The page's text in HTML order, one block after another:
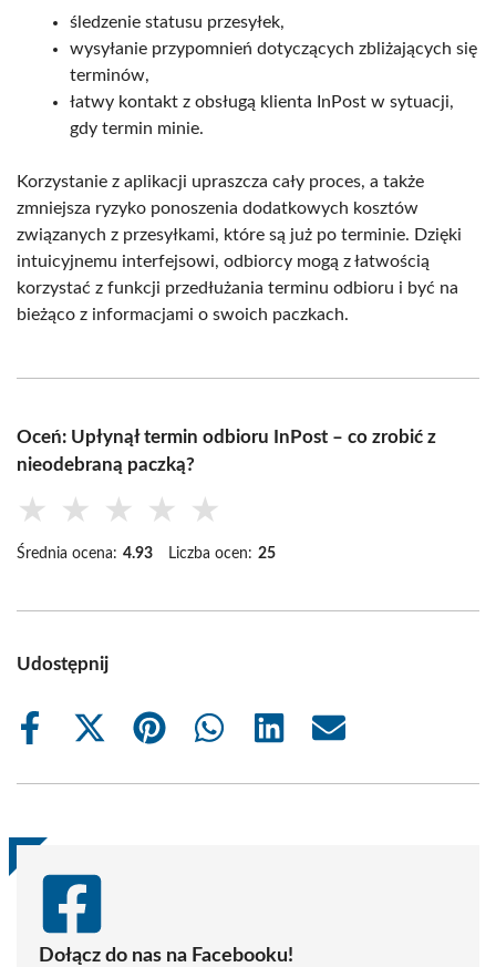
śledzenie statusu przesyłek,
wysyłanie przypomnień dotyczących zbliżających się
terminów,
łatwy kontakt z obsługą klienta InPost w sytuacji,
gdy termin minie.
Korzystanie z aplikacji upraszcza cały proces, a także
zmniejsza ryzyko ponoszenia dodatkowych kosztów
związanych z przesyłkami, które są już po terminie. Dzięki
intuicyjnemu interfejsowi, odbiorcy mogą z łatwością
korzystać z funkcji przedłużania terminu odbioru i być na
bieżąco z informacjami o swoich paczkach.
Oceń: Upłynął termin odbioru InPost – co zrobić z
nieodebraną paczką?
★ ★ ★ ★ ★
Średnia ocena: 4.93 Liczba ocen: 25
Udostępnij
Share
Share
(Twitter)
Share
Share
Share
Share
Dołącz do nas na Facebooku!